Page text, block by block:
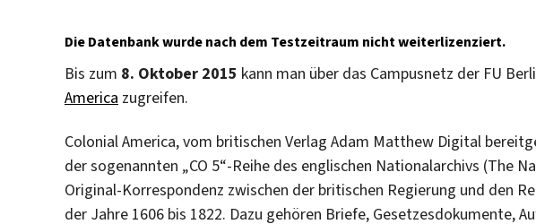
Die Datenbank wurde nach dem Testzeitraum nicht weiterlizenziert.
Bis zum 8. Oktober 2015 kann man über das Campusnetz der FU
America zugreifen.
Colonial America, vom britischen Verlag Adam Matthew Digital
der sogenannten „CO 5“-Reihe des englischen Nationalarchivs (The
Original-Korrespondenz zwischen der britischen Regierung und den
der Jahre 1606 bis 1822. Dazu gehören Briefe, Gesetzesdokumente,